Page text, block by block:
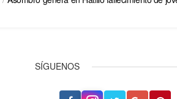
SÍGUENOS